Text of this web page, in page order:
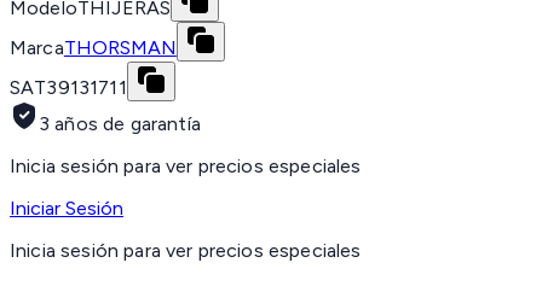
ModeloTHIJERAS
MarcaTHORSMAN
SAT39131711
3 años de garantía
Inicia sesión para ver precios especiales
Iniciar Sesión
Inicia sesión para ver precios especiales